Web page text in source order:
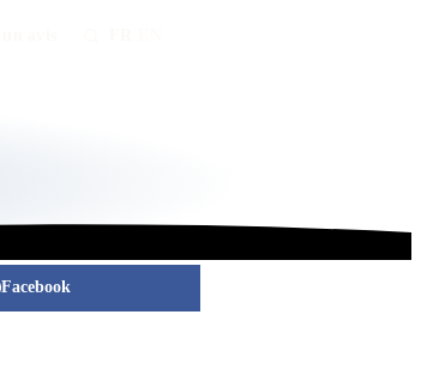
Facebook